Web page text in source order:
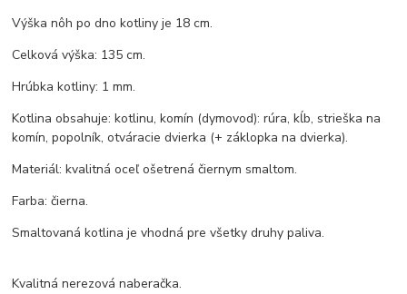
Výška nôh po dno kotliny je 18 cm.
Celková výška: 135 cm.
Hrúbka kotliny: 1 mm.
Kotlina obsahuje: kotlinu, komín (dymovod): rúra, kĺb, strieška na
komín, popolník, otváracie dvierka (+ záklopka na dvierka).
Materiál: kvalitná oceľ ošetrená čiernym smaltom.
Farba: čierna.
Smaltovaná kotlina je vhodná pre všetky druhy paliva.
Kvalitná nerezová naberačka.